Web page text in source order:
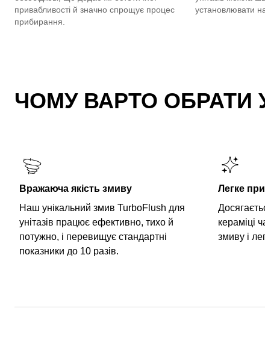
привабливості й значно спрощує процес
прибирання.
установлювати
ЧОМУ ВАРТО ОБРАТИ
Вражаюча якість змиву
Наш унікальний змив TurboFlush для
унітазів працює ефективно, тихо й
потужно, і перевищує стандартні
показники до 10 разів.
Легке
кераміці
змиву і